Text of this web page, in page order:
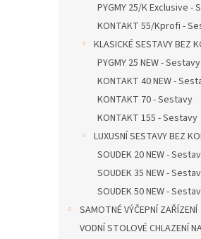
PYGMY 25/K Exclusive -
KONTAKT 55/Kprofi -
KLASICKÉ SESTAVY BEZ
PYGMY 25 NEW - Sestavy
KONTAKT 40 NEW -
KONTAKT 70 - Sestavy
KONTAKT 155 - Sestavy
LUXUSNÍ SESTAVY BEZ
SOUDEK 20 NEW -
SOUDEK 35 NEW -
SOUDEK 50 NEW -
SAMOTNÉ VÝČEPNÍ ZAŘÍZENÍ
VODNÍ STOLOVÉ CHLAZENÍ